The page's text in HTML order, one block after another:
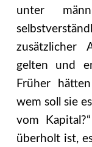
unter
zusätzlicher
gelten und
Früher
wem soll sie
vom
überholt ist,